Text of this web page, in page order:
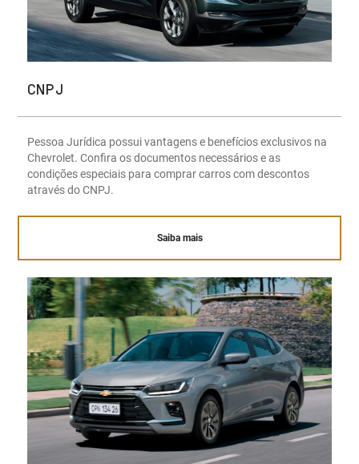
CNPJ
Pessoa Jurídica possui vantagens e benefícios exclusivos na
Chevrolet. Confira os documentos necessários e as
condições especiais para comprar carros com descontos
através do CNPJ.
Saiba mais